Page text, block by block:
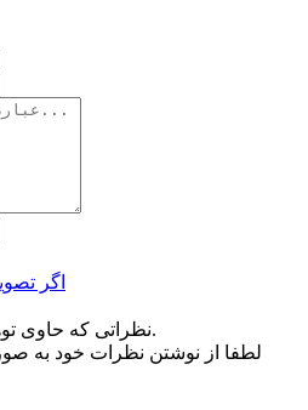
اگر
* نظراتی كه حاوی توهین است، منتشر نمی شود.